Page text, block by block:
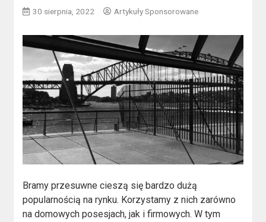
30 sierpnia, 2022 Artykuły Sponsorowane
Bramy przesuwne cieszą się bardzo dużą
popularnością na rynku. Korzystamy z nich zarówno
na domowych posesjach, jak i firmowych. W tym